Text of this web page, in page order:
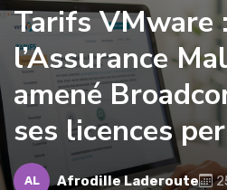
Tarifs VMware
l’Assurance
amené
ses licences
AL Afrodille Laderoute